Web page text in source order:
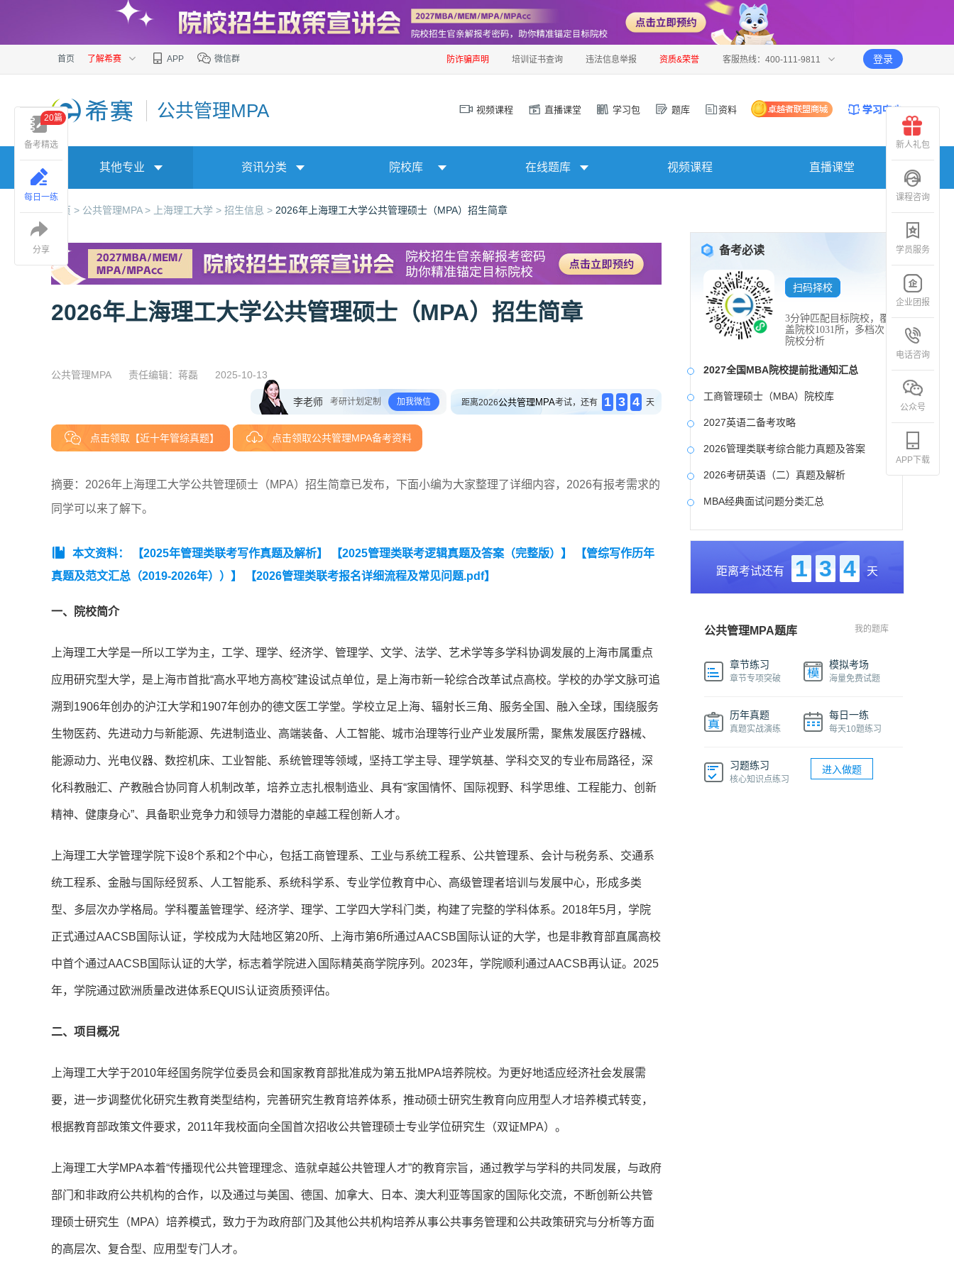
首页 了解希赛 APP 微信群 防诈骗声明 培训证书查询 违法信息举报 资质&荣誉 客服热线：400-111-9811 登录
公共管理MPA 视频课程 直播课堂 学习包 题库 资料
其他专业 资讯分类 院校库 在线题库 视频课程 直播课堂
首页 > 公共管理MPA > 上海理工大学 > 招生信息 > 2026年上海理工大学公共管理硕士（MPA）招生简章
2026年上海理工大学公共管理硕士（MPA）招生简章
公共管理MPA 责任编辑：蒋磊 2025-10-13
李老师 考研计划定制 加我微信 距离2026公共管理MPA考试，还有 1 3 4 天
点击领取【近十年管综真题】 点击领取公共管理MPA备考资料
摘要：2026年上海理工大学公共管理硕士（MPA）招生简章已发布，下面小编为大家整理了详细内容，2026有报考需求的
同学可以来了解下。
本文资料： 【2025年管理类联考写作真题及解析】 【2025管理类联考逻辑真题及答案（完整版）】
【管综写作历年
真题及范文汇总（2019-2026年））】
【2026管理类联考报名详细流程及常见问题.pdf】
一、院校简介
上海理工大学是一所以工学为主，工学、理学、经济学、管理学、文学、法学、艺术学等多学科协调发展的上海市属重点
应用研究型大学，是上海市首批“高水平地方高校”建设试点单位，是上海市新一轮综合改革试点高校。学校的办学文脉可追
溯到1906年创办的沪江大学和1907年创办的德文医工学堂。学校立足上海、辐射长三角、服务全国、融入全球，围绕服务
生物医药、先进动力与新能源、先进制造业、高端装备、人工智能、城市治理等行业产业发展所需，聚焦发展医疗器械、
能源动力、光电仪器、数控机床、工业智能、系统管理等领域，坚持工学主导、理学筑基、学科交叉的专业布局路径，深
化科教融汇、产教融合协同育人机制改革，培养立志扎根制造业、具有“家国情怀、国际视野、科学思维、工程能力、创新
精神、健康身心”、具备职业竞争力和领导力潜能的卓越工程创新人才。
上海理工大学管理学院下设8个系和2个中心，包括工商管理系、工业与系统工程系、公共管理系、会计与税务系、交通系
统工程系、金融与国际经贸系、人工智能系、系统科学系、专业学位教育中心、高级管理者培训与发展中心，形成多类
型、多层次办学格局。学科覆盖管理学、经济学、理学、工学四大学科门类，构建了完整的学科体系。2018年5月，学院
正式通过AACSB国际认证，学校成为大陆地区第20所、上海市第6所通过AACSB国际认证的大学，也是非教育部直属高校
中首个通过AACSB国际认证的大学，标志着学院进入国际精英商学院序列。2023年，学院顺利通过AACSB再认证。2025
年，学院通过欧洲质量改进体系EQUIS认证资质预评估。
二、项目概况
上海理工大学于2010年经国务院学位委员会和国家教育部批准成为第五批MPA培养院校。为更好地适应经济社会发展需
要，进一步调整优化研究生教育类型结构，完善研究生教育培养体系，推动硕士研究生教育向应用型人才培养模式转变，
根据教育部政策文件要求，2011年我校面向全国首次招收公共管理硕士专业学位研究生（双证MPA）。
上海理工大学MPA本着“传播现代公共管理理念、造就卓越公共管理人才”的教育宗旨，通过教学与学科的共同发展，与政府
部门和非政府公共机构的合作，以及通过与美国、德国、加拿大、日本、澳大利亚等国家的国际化交流，不断创新公共管
理硕士研究生（MPA）培养模式，致力于为政府部门及其他公共机构培养从事公共事务管理和公共政策研究与分析等方面
的高层次、复合型、应用型专门人才。
备考必读
扫码择校
3分钟匹配目标院校，覆
盖院校1031所，多档次
院校分析
2027全国MBA院校提前批通知汇总
工商管理硕士（MBA）院校库
2027英语二备考攻略
2026管理类联考综合能力真题及答案
2026考研英语（二）真题及解析
MBA经典面试问题分类汇总
2017-2025近九年各科真题及详细解析
考研英语（二）试题库
2027写作备考攻略
距离考试还有 1 3 4 天
公共管理MPA题库 我的题库
章节练习
章节专项突破
模拟考场
海量免费试题
历年真题
真题实战演练
每日一练
每天10题练习
习题练习
核心知识点练习
进入做题
备考精选
20篇
每日一练
分享
新人礼包
课程咨询
学员服务
企业团报
电话咨询
公众号
APP下载